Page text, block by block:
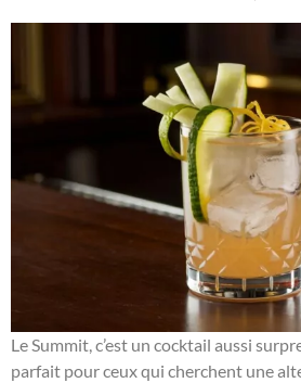
Le Summit, c’est un cocktail aussi
parfait pour ceux qui cherchent une